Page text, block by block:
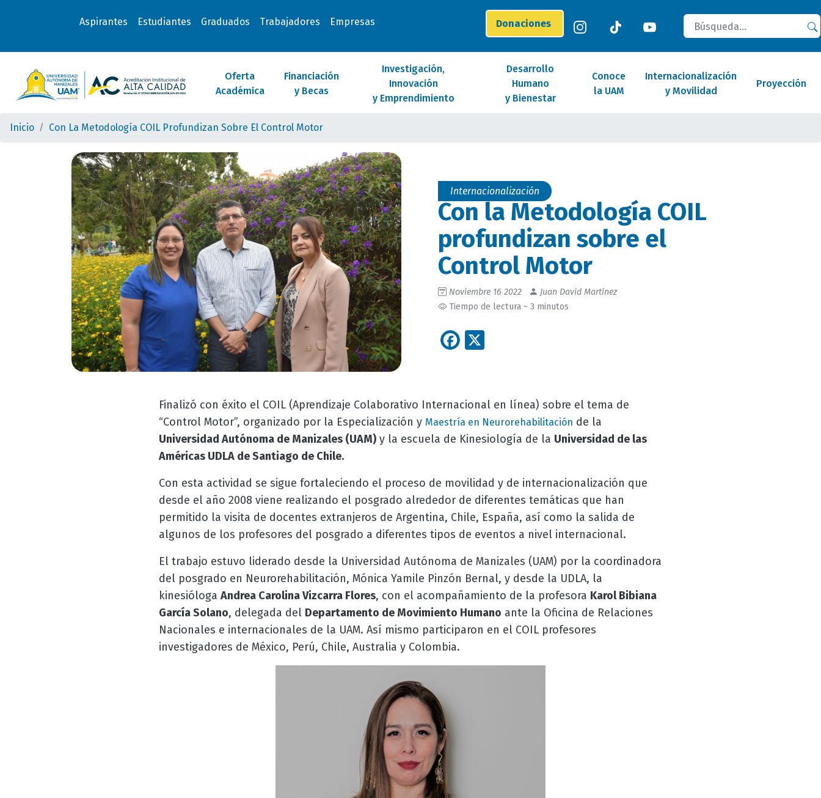
Aspirantes Estudiantes Graduados Trabajadores Empresas Donaciones
Buscar
Oferta
Académica
Financiación
y Becas
Investigación,
Innovación
y Emprendimiento
Desarrollo
Humano
y Bienestar
Conoce
la UAM
Internacionalización
y Movilidad
Proyección
Inicio Con La Metodología COIL Profundizan Sobre El Control Motor
Internacionalización
Con la Metodología COIL
profundizan sobre el
Control Motor
Noviembre 16 2022
Juan David Martinez
Tiempo de lectura ~ 3 minutos
Facebook
Finalizó con éxito el COIL (Aprendizaje Colaborativo Internacional en línea) sobre el tema de
“Control Motor”, organizado por la Especialización y Maestría en Neurorehabilitación de la
Universidad Autónoma de Manizales (UAM)y la escuela de Kinesiología de la Universidad de las
Américas UDLA de Santiago de Chile.
Con esta actividad se sigue fortaleciendo el proceso de movilidad y de internacionalización que
desde el año 2008 viene realizando el posgrado alrededor de diferentes temáticas que han
permitido la visita de docentes extranjeros de Argentina, Chile, España, así como la salida de
algunos de los profesores del posgrado a diferentes tipos de eventos a nivel internacional.
El trabajo estuvo liderado desde la Universidad Autónoma de Manizales (UAM) por la coordinadora
del posgrado en Neurorehabilitación, Mónica Yamile Pinzón Bernal, y desde la UDLA, la
kinesióloga Andrea Carolina Vizcarra Flores, con el acompañamiento de la profesora Karol Bibiana
García Solano, delegada del Departamento de Movimiento Humano ante la Oficina de Relaciones
Nacionales e internacionales de la UAM. Así mismo participaron en el COIL profesores
investigadores de México, Perú, Chile, Australia y Colombia.